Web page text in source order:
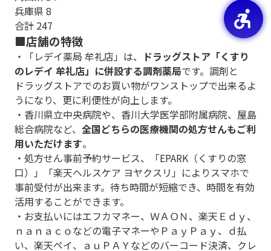
兵庫県 8
合計 247
■店舗の特徴
・「レデイ薬局 牟礼店」は、 ドラッグストア「くすり
のレデイ 牟礼店」に併設する調剤薬局です。調剤と
ドラッグストアでのお買い物がワンストップで出来るよ
うになり、更に利便性が向上します。
・香川県立中央病院や、香川大学医学部附属病院、屋島
総合病院など、 全国どちらの医療機関の処方せんもご利
用いただけます。
・処方せん事前予約サービス、「EPARK（くすりの窓
口）」「楽天ヘルスケア ヨヤクスリ」によりスマホで
事前受付が出来ます。待ち時間が短縮でき、時間を有効
活用することができます。
・お支払いにはエフカマネー、ＷＡＯＮ、楽天Ｅｄｙ、
ｎａｎａｃｏなどの電子マネーやＰａｙＰａｙ、ｄ払
い、楽天ペイ、ａｕＰＡＹなどのバーコード決済、クレ